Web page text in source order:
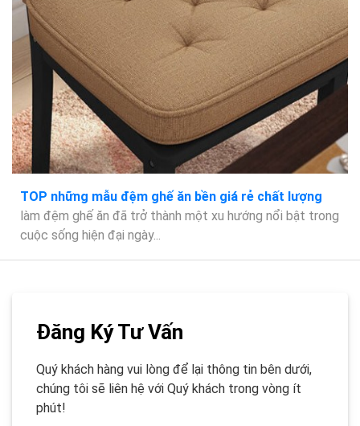
TOP những mẫu đệm ghế ăn bền giá rẻ chất lượng
làm đệm ghế ăn đã trở thành một xu hướng nổi bật trong
cuộc sống hiện đại ngày...
Đăng Ký Tư Vấn
Quý khách hàng vui lòng để lại thông tin bên dưới,
chúng tôi sẽ liên hệ với Quý khách trong vòng ít
phút!